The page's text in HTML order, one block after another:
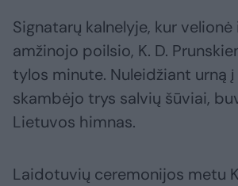
Signatarų kalnelyje, kur
amžinojo poilsio, K. D.
tylos minute. Nuleidžiant urną į
skambėjo trys salvių šūviai,
Lietuvos himnas.
Laidotuvių ceremonijos metu